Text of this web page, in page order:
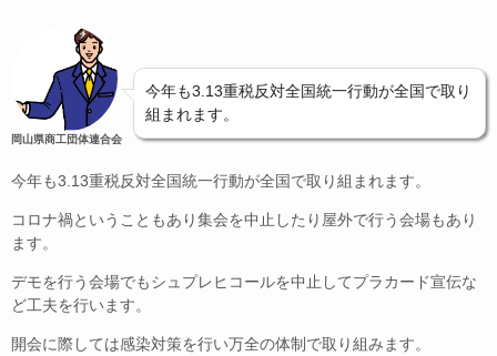
岡山県商工団体連合会
今年も3.13重税反対全国統一行動が全国で取り
組まれます。
今年も3.13重税反対全国統一行動が全国で取り組まれます。
コロナ禍ということもあり集会を中止したり屋外で行う会場もあり
ます。
デモを行う会場でもシュプレヒコールを中止してプラカード宣伝な
ど工夫を行います。
開会に際しては感染対策を行い万全の体制で取り組みます。